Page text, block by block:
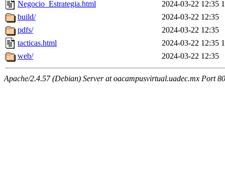
Negocio_Estrategia.html
2024-03-22 12:35
build/
2024-03-22 12:35
pdfs/
2024-03-22 12:35
tacticas.html
2024-03-22 12:35
web/
2024-03-22 12:35
Apache/2.4.57 (Debian) Server at oacampusvirtual.uadec.mx Port 80